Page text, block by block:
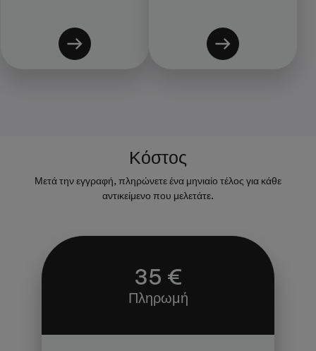
Κόστος
Μετά την εγγραφή, πληρώνετε ένα μηνιαίο τέλος για κάθε
αντικείμενο που μελετάτε.
35 €
Πληρωμή